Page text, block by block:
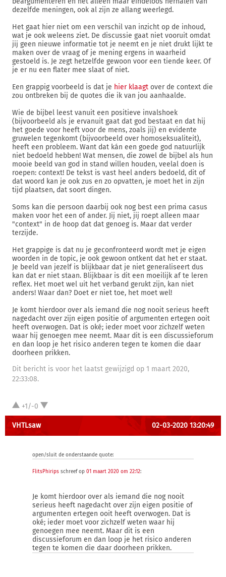
dezelfde meningen, ook al zijn ze allang weerlegd.
Het gaat hier niet om een verschil van inzicht op de inhoud,
wat je ook weleens ziet. De discussie gaat niet vooruit omdat
jij geen nieuwe informatie tot je neemt en je niet drukt lijkt te
maken over de vraag of je mening ergens in waarheid
gestoeld is. Je zegt hetzelfde gewoon voor een tiende keer. Of
je er nu een flater mee slaat of niet.
Een grappig voorbeeld is dat je hier klaagt over de context die
zou ontbreken bij de quotes die ik van jou aanhaalde.
Wie de bijbel leest vanuit een positieve invalshoek
(bijvoorbeeld als je ervanuit gaat dat god bestaat en dat hij
het goede voor heeft voor de mens, zoals jij) en evidente
gruwelen tegenkomt (bijvoorbeeld over homoseksualiteit),
heeft een probleem. Want dat kán een goede god natuurlijk
niet bedoeld hebben! Wat mensen, die zowel de bijbel als hun
mooie beeld van god in stand willen houden, veelal doen is
roepen: context! De tekst is vast heel anders bedoeld, dit of
dat woord kan je ook zus en zo opvatten, je moet het in zijn
tijd plaatsen, dat soort dingen.
Soms kan die persoon daarbij ook nog best een prima casus
maken voor het een of ander. Jij niet, jij roept alleen maar
"context" in de hoop dat dat genoeg is. Maar dat verder
terzijde.
Het grappige is dat nu je geconfronteerd wordt met je eigen
woorden in de topic, je ook gewoon ontkent dat het er staat.
Je beeld van jezelf is blijkbaar dat je niet generaliseert dus
kan dat er niet staan. Blijkbaar is dit een moeilijk af te leren
reflex. Het moet wel uit het verband gerukt zijn, kan niet
anders! Waar dan? Doet er niet toe, het moet wel!
Je komt hierdoor over als iemand die nog nooit serieus heeft
nagedacht over zijn eigen positie of argumenten ertegen ooit
heeft overwogen. Dat is oké; ieder moet voor zichzelf weten
waar hij genoegen mee neemt. Maar dit is een discussieforum
en dan loop je het risico anderen tegen te komen die daar
doorheen prikken.
Dit bericht is voor het laatst gewijzigd op 1 maart 2020,
22:33:08.
+1/-0
VHTLsaw 02-03-2020 13:20:49
open/sluit de onderstaande quote:
FlitsPhirips schreef op 01 maart 2020 om 22:12:
Je komt hierdoor over als iemand die nog nooit
serieus heeft nagedacht over zijn eigen positie of
argumenten ertegen ooit heeft overwogen. Dat is
oké; ieder moet voor zichzelf weten waar hij
genoegen mee neemt. Maar dit is een
discussieforum en dan loop je het risico anderen
tegen te komen die daar doorheen prikken.